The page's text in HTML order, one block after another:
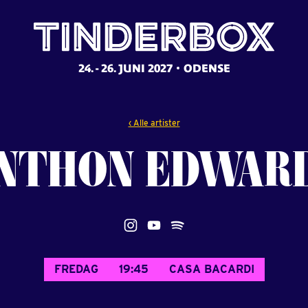
24. - 26. JUNI 2027 ODENSE
‹ Alle artister
FREDAG 19:45 CASA BACARDI